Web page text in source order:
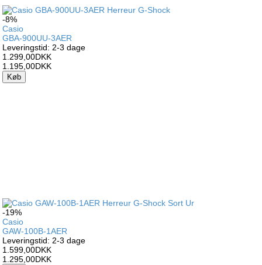
-8%
Casio
GBA-900UU-3AER
Leveringstid: 2-3 dage
1.299,00DKK
1.195,00DKK
Køb
-19%
Casio
GAW-100B-1AER
Leveringstid: 2-3 dage
1.599,00DKK
1.295,00DKK